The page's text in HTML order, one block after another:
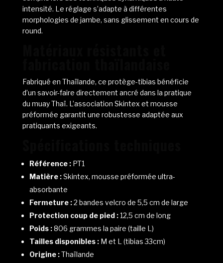
intensité. Le réglage s’adapte à différentes
morphologies de jambe, sans glissement en cours de
round.
Fabriqué en Thaïlande, ce protège-tibias bénéficie
d’un savoir-faire directement ancré dans la pratique
du muay Thaï. L’association Skintex et mousse
préformée garantit une robustesse adaptée aux
pratiquants exigeants.
Référence :PT1
Matière :Skintex, mousse préformée ultra-
absorbante
Fermeture :2 bandes velcro de 5,5 cm de large
Protection coup de pied :12,5 cm de long
Poids :806 grammes la paire (taille L)
Tailles disponibles :M et L (tibias 33cm)
Origine :Thaïlande